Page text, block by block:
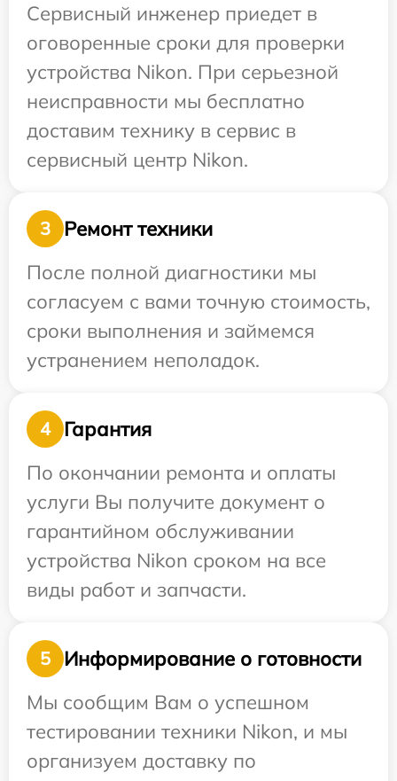
Сервисный инженер приедет в
оговоренные сроки для проверки
устройства Nikon. При серьезной
неисправности мы бесплатно
доставим технику в сервис в
сервисный центр Nikon.
3
Ремонт техники
После полной диагностики мы
согласуем с вами точную стоимость,
сроки выполнения и займемся
устранением неполадок.
4
Гарантия
По окончании ремонта и оплаты
услуги Вы получите документ о
гарантийном обслуживании
устройства Nikon сроком на все
виды работ и запчасти.
5
Информирование о готовности
Мы сообщим Вам о успешном
тестировании техники Nikon, и мы
организуем доставку по